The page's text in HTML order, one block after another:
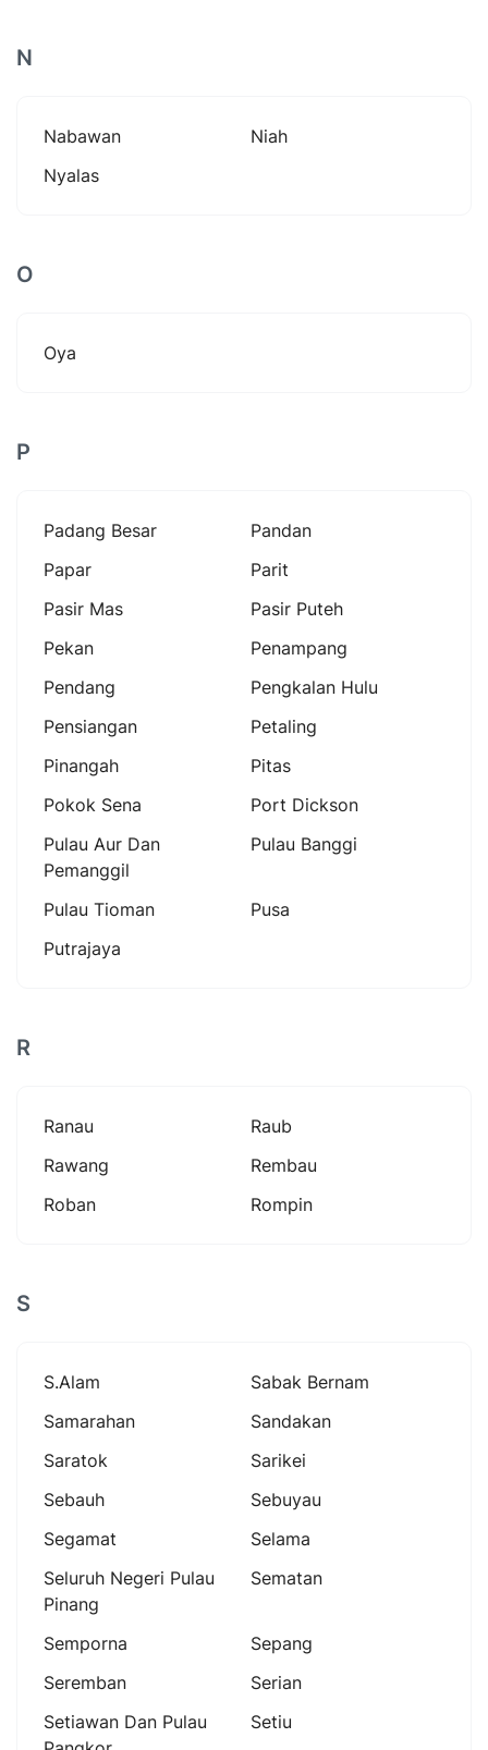
N
Nabawan
Niah
Nyalas
O
Oya
P
Padang Besar
Pandan
Papar
Parit
Pasir Mas
Pasir Puteh
Pekan
Penampang
Pendang
Pengkalan Hulu
Pensiangan
Petaling
Pinangah
Pitas
Pokok Sena
Port Dickson
Pulau Aur Dan
Pemanggil
Pulau Banggi
Pulau Tioman
Pusa
Putrajaya
R
Ranau
Raub
Rawang
Rembau
Roban
Rompin
S
S.alam
Sabak Bernam
Samarahan
Sandakan
Saratok
Sarikei
Sebauh
Sebuyau
Segamat
Selama
Seluruh Negeri Pulau
Pinang
Sematan
Semporna
Sepang
Seremban
Serian
Setiawan Dan Pulau
Setiu